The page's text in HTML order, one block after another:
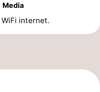
Media
WiFi internet.